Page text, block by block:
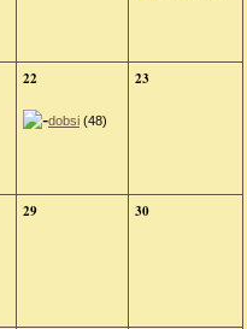
22
dobsi (48)
23
29 30